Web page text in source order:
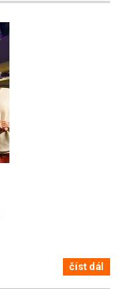
číst dál